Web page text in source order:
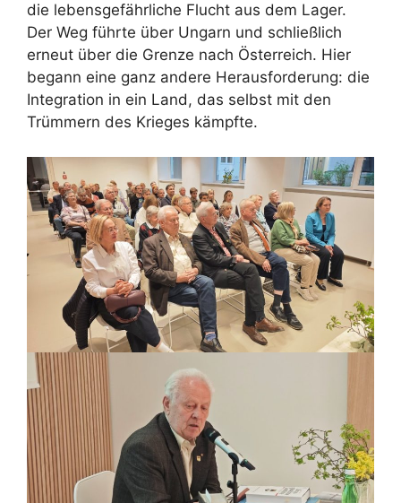
die lebensgefährliche Flucht aus dem Lager.
Der Weg führte über Ungarn und schließlich
erneut über die Grenze nach Österreich. Hier
begann eine ganz andere Herausforderung: die
Integration in ein Land, das selbst mit den
Trümmern des Krieges kämpfte.